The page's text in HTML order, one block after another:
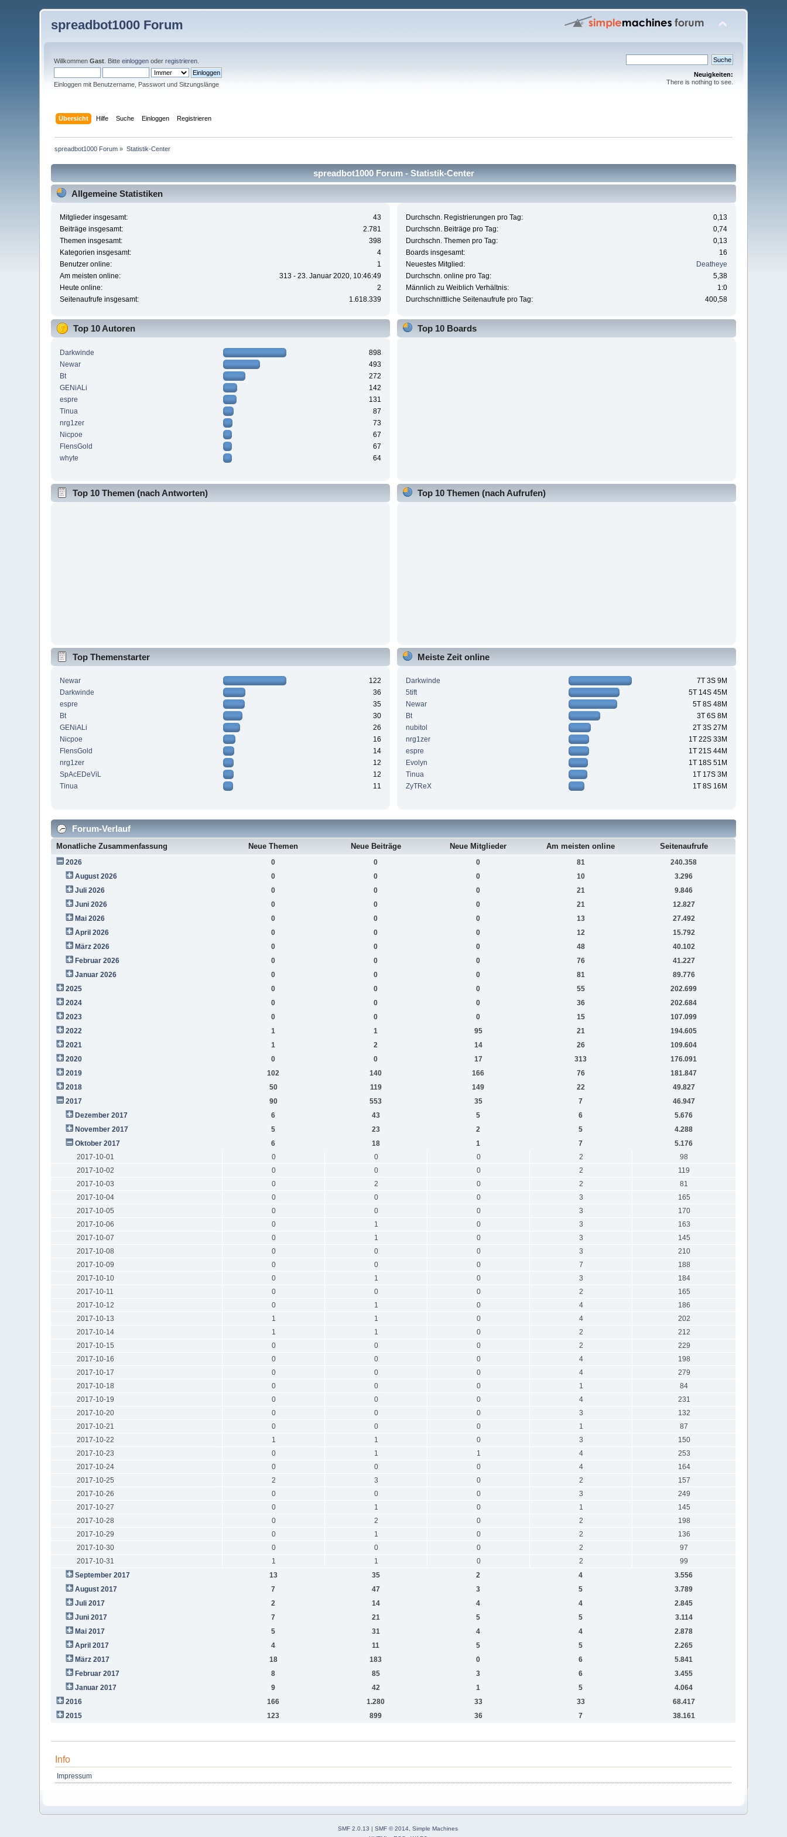
spreadbot1000 Forum
WillkommenGast . Bitteeinloggen oderregistrieren
Einloggen mit Benutzername, Passwort und Sitzungslänge
Neuigkeiten:
There is nothing to see.
Übersicht Hilfe Suche Einloggen Registrieren
spreadbot1000 Forum » Statistik-Center
spreadbot1000 Forum - Statistik-Center
Allgemeine Statistiken
Mitglieder insgesamt:
43
Beiträge insgesamt:
2.781
Themen insgesamt:
398
Kategorien insgesamt:
4
Benutzer online:
1
Am meisten online:
313 - 23. Januar 2020, 10:46:49
Heute online:
2
Seitenaufrufe insgesamt:
1.618.339
Durchschn. Registrierungen pro Tag:
0,13
Durchschn. Beiträge pro Tag:
0,74
Durchschn. Themen pro Tag:
0,13
Boards insgesamt:
16
Neuestes Mitglied:
Deatheye
Durchschn. online pro Tag:
5,38
Männlich zu Weiblich Verhältnis:
1:0
Durchschnittliche Seitenaufrufe pro Tag:
400,58
Top 10 Autoren
Darkwinde
898
Newar
493
Bt
272
GENiALi
142
espre
131
Tinua
87
nrg1zer
73
Nicpoe
67
FlensGold
67
whyte
64
Top 10 Boards
Top 10 Themen (nach Antworten) Top 10 Themen (nach Aufrufen)
Top Themenstarter
Newar
122
Darkwinde
36
espre
35
Bt
30
GENiALi
26
Nicpoe
16
FlensGold
14
nrg1zer
12
SpAcEDeViL
12
Tinua
11
Meiste Zeit online
Darkwinde
7T 3S 9M
5tift
5T 14S 45M
Newar
5T 8S 48M
Bt
3T 6S 8M
nubitol
2T 3S 27M
nrg1zer
1T 22S 33M
espre
1T 21S 44M
Evolyn
1T 18S 51M
Tinua
1T 17S 3M
ZyTReX
1T 8S 16M
Forum-Verlauf
Monatliche Zusammenfassung Neue Themen Neue Beiträge Neue Mitglieder Am meisten online Seitenaufrufe
2026 0 0 0 81
240.358
August 2026
0 0 0 10
3.296
Juli 2026
0 0 0 21
9.846
Juni 2026
0 0 0 21
12.827
Mai 2026
0 0 0 13
27.492
April 2026
0 0 0 12
15.792
März 2026
0 0 0 48
40.102
Februar 2026
0 0 0 76
41.227
Januar 2026
0 0 0 81
89.776
2025
0 0 0 55
202.699
2024
0 0 0 36
202.684
2023
0 0 0 15
107.099
2022
1 1 95 21
194.605
2021
1 2 14 26
109.604
2020
0 0 17 313
176.091
2019
102 140 166 76
181.847
2018
50 119 149 22
49.827
2017
90 553 35 7
46.947
Dezember 2017
6 43 5 6
5.676
November 2017
5 23 2 5
4.288
Oktober 2017
6 18 1 7
5.176
2017-10-01
0 0 0 2
98
2017-10-02
0 0 0 2
119
2017-10-03
0 2 0 2
81
2017-10-04
0 0 0 3
165
2017-10-05
0 0 0 3
170
2017-10-06
0 1 0 3
163
2017-10-07
0 1 0 3
145
2017-10-08
0 0 0 3
210
2017-10-09
0 0 0 7
188
2017-10-10
0 1 0 3
184
2017-10-11
0 0 0 2
165
2017-10-12
0 1 0 4
186
2017-10-13
1 1 0 4
202
2017-10-14
1 1 0 2
212
2017-10-15
0 0 0 2
229
2017-10-16
0 0 0 4
198
2017-10-17
0 0 0 4
279
2017-10-18
0 0 0 1
84
2017-10-19
0 0 0 4
231
2017-10-20
0 0 0 3
132
2017-10-21
0 0 0 1
87
2017-10-22
1 1 0 3
150
2017-10-23
0 1 1 4
253
2017-10-24
0 0 0 4
164
2017-10-25
2 3 0 2
157
2017-10-26
0 0 0 3
249
2017-10-27
0 1 0 1
145
2017-10-28
0 2 0 2
198
2017-10-29
0 1 0 2
136
2017-10-30
0 0 0 2
97
2017-10-31
1 1 0 2
99
September 2017
13 35 2 4
3.556
August 2017
7 47 3 5
3.789
Juli 2017
2 14 4 4
2.845
Juni 2017
7 21 5 5
3.114
Mai 2017
5 31 4 4
2.878
April 2017
4 11 5 5
2.265
März 2017
18 183 0 6
5.841
Februar 2017
8 85 3 6
3.455
Januar 2017
9 42 1 5
4.064
2016
166 1.280 33 33
68.417
2015
123 899 36 7 38.161
Info
Impressum
SMF 2.0.13 | SMF © 2014 Simple Machines